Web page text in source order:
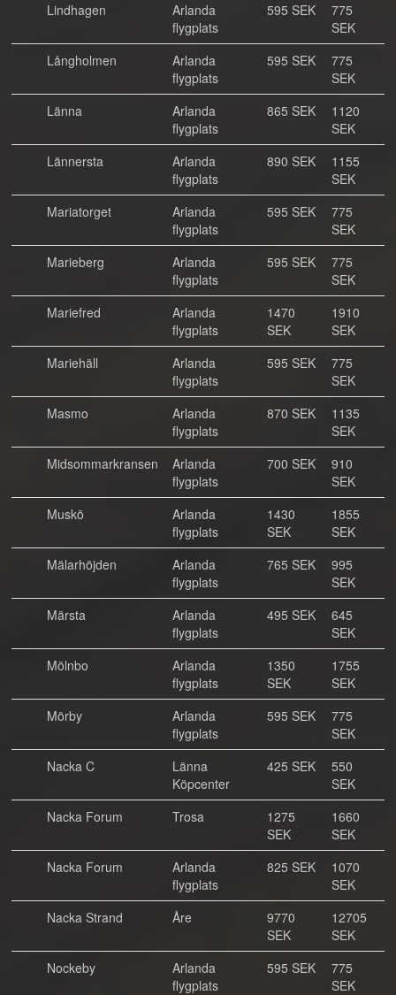
Lindhagen
Arlanda
flygplats
595 SEK
775
SEK
Långholmen
Arlanda
flygplats
595 SEK
775
SEK
Länna
Arlanda
flygplats
865 SEK
1120
SEK
Lännersta
Arlanda
flygplats
890 SEK
1155
SEK
Mariatorget
Arlanda
flygplats
595 SEK
775
SEK
Marieberg
Arlanda
flygplats
595 SEK
775
SEK
Mariefred
Arlanda
flygplats
1470
SEK
1910
SEK
Mariehäll
Arlanda
flygplats
595 SEK
775
SEK
Masmo
Arlanda
flygplats
870 SEK
1135
SEK
Midsommarkransen
Arlanda
flygplats
700 SEK
910
SEK
Muskö
Arlanda
flygplats
1430
SEK
1855
SEK
Mälarhöjden
Arlanda
flygplats
765 SEK
995
SEK
Märsta
Arlanda
flygplats
495 SEK
645
SEK
Mölnbo
Arlanda
flygplats
1350
SEK
1755
SEK
Mörby
Arlanda
flygplats
595 SEK
775
SEK
Nacka C
Länna
Köpcenter
425 SEK
550
SEK
Nacka Forum
Trosa
1275
SEK
1660
SEK
Nacka Forum
Arlanda
flygplats
825 SEK
1070
SEK
Nacka Strand
Åre
9770
SEK
12705
SEK
Nockeby
Arlanda
flygplats
595 SEK
775
SEK